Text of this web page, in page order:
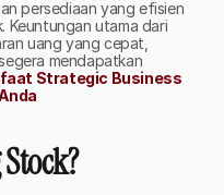
persediaan yang efisien
Keuntungan utama dari
uang yang cepat,
mendapatkan
Strategic Business